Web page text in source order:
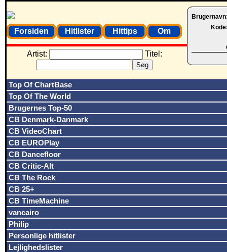
Forsiden Hitlister Hittips Om
Artist: Titel:
Top Of ChartBase
Top Of The World
Brugernes Top-50
CB Denmark-Danmark
CB VideoChart
CB EUROPlay
CB Dancefloor
CB Critic-Alt
CB The Rock
CB 25+
CB TimeMachine
vancairo
Philip
Personlige hitlister
Lejlighedslister